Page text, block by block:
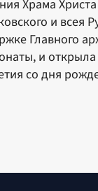
Храма
и всея
Главного
и
со дня